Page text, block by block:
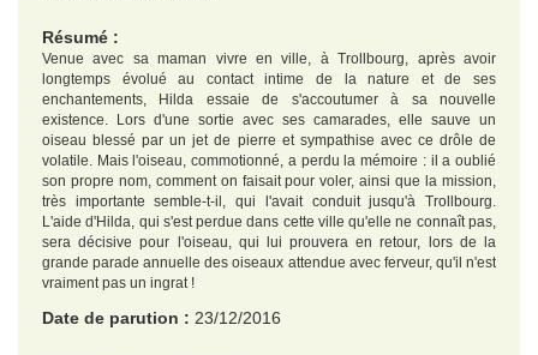
Résumé :
Venue avec sa maman vivre en ville, à Trollbourg, après avoir
longtemps évolué au contact intime de la nature et de ses
enchantements, Hilda essaie de s'accoutumer à sa nouvelle
existence. Lors d'une sortie avec ses camarades, elle sauve un
oiseau blessé par un jet de pierre et sympathise avec ce drôle de
volatile. Mais l'oiseau, commotionné, a perdu la mémoire : il a oublié
son propre nom, comment on faisait pour voler, ainsi que la mission,
très importante semble-t-il, qui l'avait conduit jusqu'à Trollbourg.
L'aide d'Hilda, qui s'est perdue dans cette ville qu'elle ne connaît pas,
sera décisive pour l'oiseau, qui lui prouvera en retour, lors de la
grande parade annuelle des oiseaux attendue avec ferveur, qu'il n'est
vraiment pas un ingrat !
Date de parution : 23/12/2016